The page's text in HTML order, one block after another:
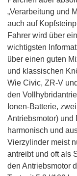
„Verarbeitung und
auch auf
Fahrer wird über
wichtigsten
über einen guten
und klassischen
Wie Civic, ZR-V
den
Ionen-Batterie,
Antriebsmotor) und
harmonisch und
Vierzylinder meist
antreibt und oft als
den Antriebsmotor